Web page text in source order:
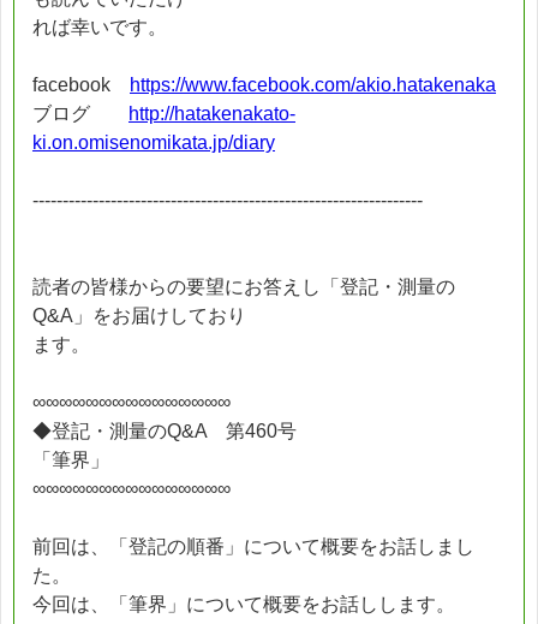
れば幸いです。
facebook
https://www.facebook.com/akio.hatakenaka
ブログ
http://hatakenakato-
ki.on.omisenomikata.jp/diary
-----------------------------------------------------------------
読者の皆様からの要望にお答えし「登記・測量の
Q&A」をお届けしており
ます。
∞∞∞∞∞∞∞∞∞∞∞∞∞∞∞
◆登記・測量のQ&A 第460号
「筆界」
∞∞∞∞∞∞∞∞∞∞∞∞∞∞∞
前回は、「登記の順番」について概要をお話しまし
た。
今回は、「筆界」について概要をお話しします。